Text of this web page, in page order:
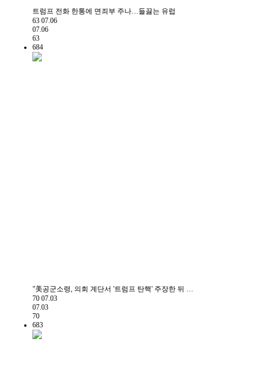
트럼프 전화 한통에 면죄부 주나…들끓는 유럽
63 07.06
07.06
63
684
"美공군소령, 의회 계단서 '트럼프 탄핵' 주장한 뒤 …
70 07.03
07.03
70
683